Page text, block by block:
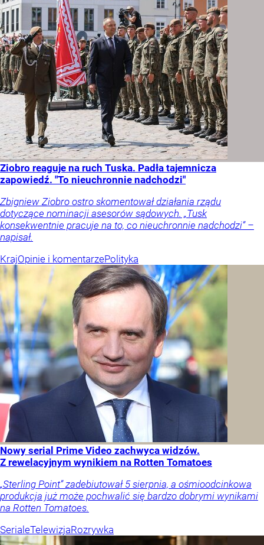
Ziobro reaguje na ruch Tuska. Padła tajemnicza
zapowiedź. "To nieuchronnie nadchodzi"
Zbigniew Ziobro ostro skomentował działania rządu
dotyczące nominacji asesorów sądowych. „Tusk
konsekwentnie pracuje na to, co nieuchronnie nadchodzi” –
napisał.
KrajOpinie i komentarzePolityka
Nowy serial Prime Video zachwyca widzów.
Z rewelacyjnym wynikiem na Rotten Tomatoes
„Sterling Point” zadebiutował 5 sierpnia, a ośmioodcinkowa
produkcja już może pochwalić się bardzo dobrymi wynikami
na Rotten Tomatoes.
SerialeTelewizjaRozrywka